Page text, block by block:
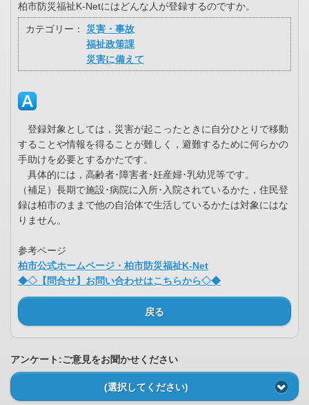
柏市防災福祉K-Netにはどんな人が登録するのですか。
カテゴリー：
災害・事故
福祉政策課
災害に備えて
登録対象としては，災害が起こったときに自分ひとりで移動
することや情報を得ることが難しく，避難するために何らかの
手助けを必要とするかたです。
具体的には，高齢者･障害者･妊産婦･乳幼児等です。
（補足）長期で施設･病院に入所･入院されているかた，住民登
録は柏市のままで他の自治体で生活しているかたは対象にはな
りません。
参考ページ
柏市公式ホームページ・柏市防災福祉K-Net
◆◇【問合せ】お問い合わせはこちらから◇◆
戻る
アンケート:ご意見をお聞かせください
(選択してください)